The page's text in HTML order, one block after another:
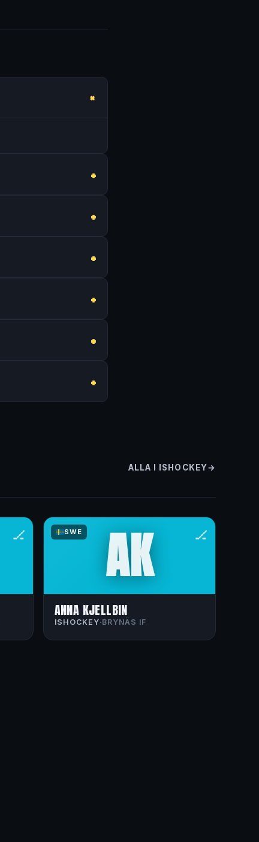
ALLA I ISHOCKEY
🏒 SWE 🏒
AK
ANNA KJELLBIN
ISHOCKEY·BRYNÄS IF